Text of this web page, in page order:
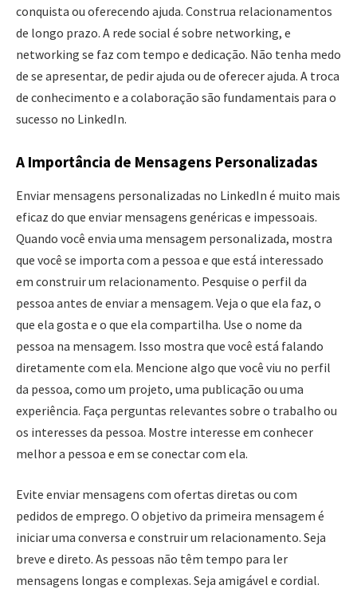
conquista ou oferecendo ajuda. Construa relacionamentos
de longo prazo. A rede social é sobre networking, e
networking se faz com tempo e dedicação. Não tenha medo
de se apresentar, de pedir ajuda ou de oferecer ajuda. A troca
de conhecimento e a colaboração são fundamentais para o
sucesso no LinkedIn.
A Importância de Mensagens Personalizadas
Enviar mensagens personalizadas no LinkedIn é muito mais
eficaz do que enviar mensagens genéricas e impessoais.
Quando você envia uma mensagem personalizada, mostra
que você se importa com a pessoa e que está interessado
em construir um relacionamento. Pesquise o perfil da
pessoa antes de enviar a mensagem. Veja o que ela faz, o
que ela gosta e o que ela compartilha. Use o nome da
pessoa na mensagem. Isso mostra que você está falando
diretamente com ela. Mencione algo que você viu no perfil
da pessoa, como um projeto, uma publicação ou uma
experiência. Faça perguntas relevantes sobre o trabalho ou
os interesses da pessoa. Mostre interesse em conhecer
melhor a pessoa e em se conectar com ela.
Evite enviar mensagens com ofertas diretas ou com
pedidos de emprego. O objetivo da primeira mensagem é
iniciar uma conversa e construir um relacionamento. Seja
breve e direto. As pessoas não têm tempo para ler
mensagens longas e complexas. Seja amigável e cordial.